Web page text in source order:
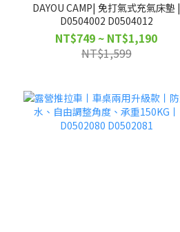
DAYOU CAMP| 免打氣式充氣床墊 |
D0504002 D0504012
NT$749 ~ NT$1,190
NT$1,599